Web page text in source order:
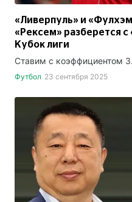
«Ливерпуль» и
«Рексем» разберется
Кубок лиги
Ставим с коэффициентом
Футбол 23 сентября 2025